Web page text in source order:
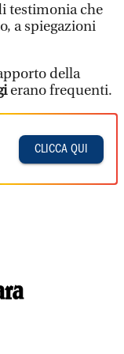
testimonia che
a spiegazioni
della
erano frequenti.
CLICCA QUI